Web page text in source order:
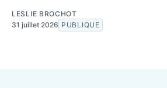
LESLIE BROCHOT
31 juillet 2026 PUBLIQUE